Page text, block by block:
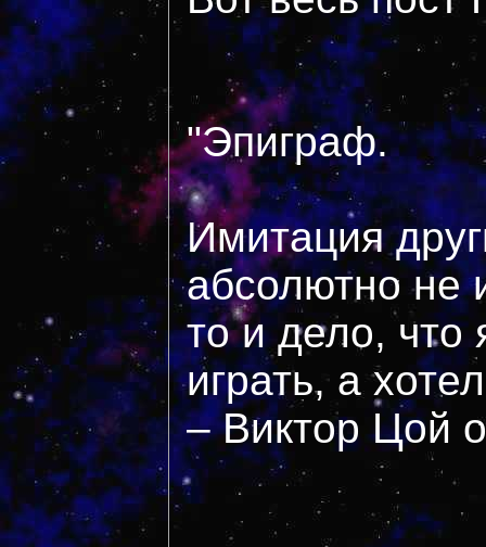
"Эпиграф.
Имитация
абсолютно не
то и дело, что
играть, а
– Виктор Цой